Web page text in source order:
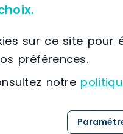
Rouleau
sur ce site pour
préférences.
notre